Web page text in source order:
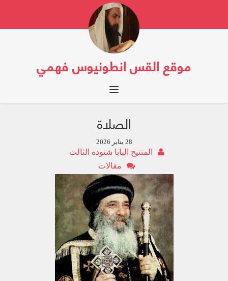
موقع القس انطونيوس فهمي
Toggle navigation
الصلاة
28 يناير 2026
المتنيح البابا شنوده الثالث
مقالات